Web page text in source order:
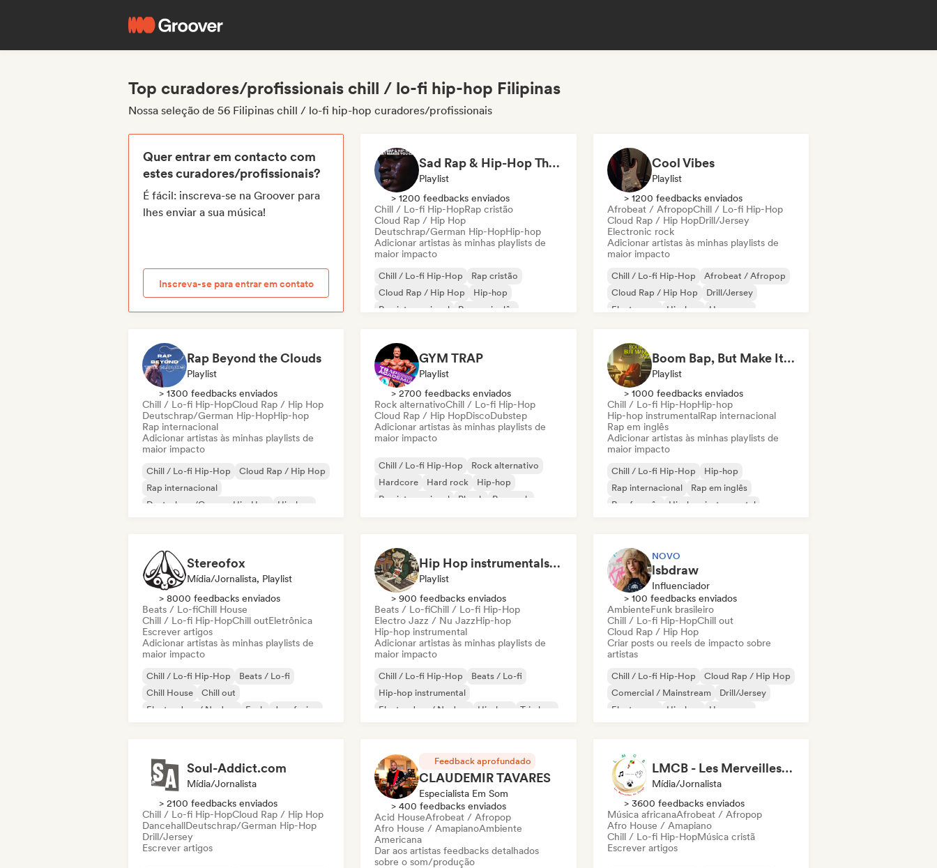
Top curadores/profissionais chill / lo-fi hip-hop Filipinas
Nossa seleção de 56 Filipinas chill / lo-fi hip-hop curadores/profissionais
Quer entrar em contacto com
estes curadores/profissionais?
É fácil: inscreva-se na Groover para
lhes enviar a sua música!
Inscreva-se para entrar em contato
Sad Rap & Hip-Hop That Makes You Cry
Playlist
> 1200 feedbacks enviados
Chill / Lo-fi Hip-HopRap cristão
Cloud Rap / Hip Hop
Deutschrap/German Hip-HopHip-hop
Adicionar artistas às minhas playlists de
maior impacto
Chill / Lo-fi Hip-Hop
Rap cristão
Cloud Rap / Hip Hop
Hip-hop
Rap internacional
Rap em inglês
Deutschrap/German Hip-Hop
Cool Vibes
Playlist
> 1200 feedbacks enviados
Afrobeat / AfropopChill / Lo-fi Hip-Hop
Cloud Rap / Hip HopDrill/Jersey
Electronic rock
Adicionar artistas às minhas playlists de
maior impacto
Chill / Lo-fi Hip-Hop
Afrobeat / Afropop
Cloud Rap / Hip Hop
Drill/Jersey
Electropop
Hip-hop
Hyperpop
Rap Beyond the Clouds
Playlist
> 1300 feedbacks enviados
Chill / Lo-fi Hip-HopCloud Rap / Hip Hop
Deutschrap/German Hip-HopHip-hop
Rap internacional
Adicionar artistas às minhas playlists de
maior impacto
Chill / Lo-fi Hip-Hop
Cloud Rap / Hip Hop
Rap internacional
Deutschrap/German Hip-Hop
Hip-hop
GYM TRAP
Playlist
> 2700 feedbacks enviados
Rock alternativoChill / Lo-fi Hip-Hop
Cloud Rap / Hip HopDiscoDubstep
Adicionar artistas às minhas playlists de
maior impacto
Chill / Lo-fi Hip-Hop
Rock alternativo
Hardcore
Hard rock
Hip-hop
Rap internacional
Phonk Pop rock
Boom Bap, But Make It Jazzy 🎷 Jazz Rap, Underground & Conscious Hip-Hop
Playlist
> 1000 feedbacks enviados
Chill / Lo-fi Hip-HopHip-hop
Hip-hop instrumentalRap internacional
Rap em inglês
Adicionar artistas às minhas playlists de
maior impacto
Chill / Lo-fi Hip-Hop
Hip-hop
Rap internacional
Rap em inglês
Rap francês
Hip-hop instrumental
Stereofox
Mídia/Jornalista, Playlist
> 8000 feedbacks enviados
Beats / Lo-fiChill House
Chill / Lo-fi Hip-HopChill outEletrônica
Escrever artigos
Adicionar artistas às minhas playlists de
maior impacto
Chill / Lo-fi Hip-Hop
Beats / Lo-fi
Chill House
Chill out
Electro Jazz / Nu Jazz
Funk
Jazz fusion
Hip Hop instrumentals - Underground boombap & Lo Fi Hip Hop (by Snaap)
Playlist
> 900 feedbacks enviados
Beats / Lo-fiChill / Lo-fi Hip-Hop
Electro Jazz / Nu JazzHip-hop
Hip-hop instrumental
Adicionar artistas às minhas playlists de
maior impacto
Chill / Lo-fi Hip-Hop
Beats / Lo-fi
Hip-hop instrumental
Electro Jazz / Nu Jazz
Hip-hop Trip hop
NOVO
lsbdraw
Influenciador
> 100 feedbacks enviados
AmbienteFunk brasileiro
Chill / Lo-fi Hip-HopChill out
Cloud Rap / Hip Hop
Criar posts ou reels de impacto sobre
artistas
Chill / Lo-fi Hip-Hop
Cloud Rap / Hip Hop
Comercial / Mainstream
Drill/Jersey
Electropop
Hip-hop
Hyperpop
Soul-Addict.com
Mídia/Jornalista
> 2100 feedbacks enviados
Chill / Lo-fi Hip-HopCloud Rap / Hip Hop
DancehallDeutschrap/German Hip-Hop
Drill/Jersey
Escrever artigos
Feedback aprofundado
CLAUDEMIR TAVARES
Especialista Em Som
> 400 feedbacks enviados
Acid HouseAfrobeat / Afropop
Afro House / AmapianoAmbiente
Americana
Dar aos artistas feedbacks detalhados
sobre o som/produção
LMCB - Les Merveilles du Congo 🇨🇬
Mídia/Jornalista
> 3600 feedbacks enviados
Música africanaAfrobeat / Afropop
Afro House / Amapiano
Chill / Lo-fi Hip-HopMúsica cristã
Escrever artigos